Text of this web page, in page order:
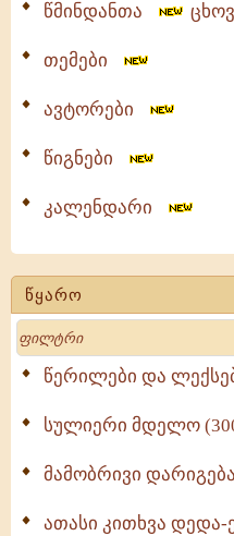
წმინდანთა
თემები
ავტორები
წიგნები
კალენდარი
წყარო
Search
წერილები და
სულიერი მდელო
მამობრივი
ათასი კითხვა დედა-